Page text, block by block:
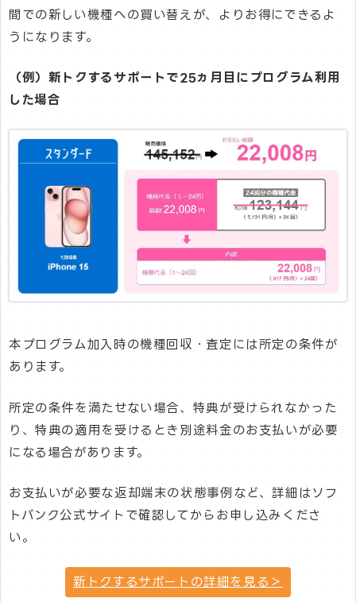
間での新しい機種への買い替えが、よりお得にできるよ
うになります。
（例）新トクするサポートで25ヵ月目にプログラム利用
した場合
本プログラム加入時の機種回収・査定には所定の条件が
あります。
所定の条件を満たせない場合、特典が受けられなかった
り、特典の適用を受けるとき別途料金のお支払いが必要
になる場合があります。
お支払いが必要な返却端末の状態事例など、詳細はソフ
トバンク公式サイトで確認してからお申し込みくださ
い。
新トクするサポートの詳細を見る＞